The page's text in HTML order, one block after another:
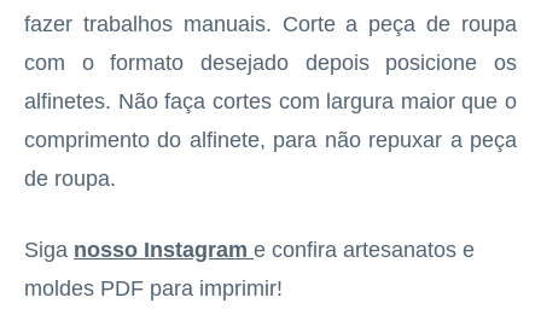
fazer trabalhos manuais. Corte a peça de roupa
com o formato desejado depois posicione os
alfinetes. Não faça cortes com largura maior que o
comprimento do alfinete, para não repuxar a peça
de roupa.
Siga nosso Instagram e confira artesanatos e
moldes PDF para imprimir!